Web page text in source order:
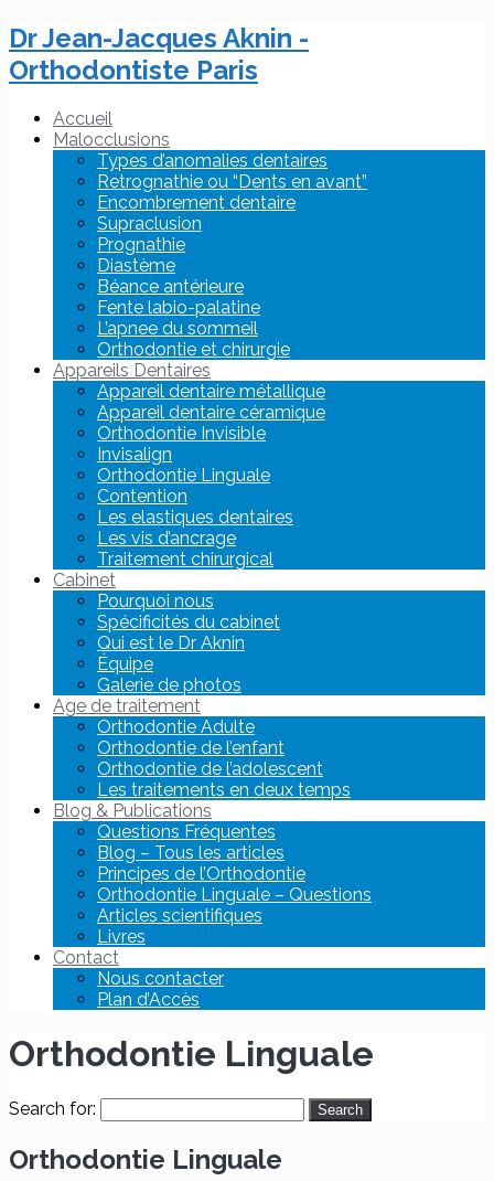
Dr Jean-Jacques Aknin -
Orthodontiste Paris
Accueil
Malocclusions
Types d’anomalies dentaires
Retrognathie ou “Dents en avant”
Encombrement dentaire
Supraclusion
Prognathie
Diastème
Béance antérieure
Fente labio-palatine
L’apnee du sommeil
Orthodontie et chirurgie
Appareils Dentaires
Appareil dentaire métallique
Appareil dentaire céramique
Orthodontie Invisible
Invisalign
Orthodontie Linguale
Contention
Les elastiques dentaires
Les vis d’ancrage
Traitement chirurgical
Cabinet
Pourquoi nous
Spécificités du cabinet
Qui est le Dr Aknin
Équipe
Galerie de photos
Age de traitement
Orthodontie Adulte
Orthodontie de l’enfant
Orthodontie de l’adolescent
Les traitements en deux temps
Blog & Publications
Questions Fréquentes
Blog – Tous les articles
Principes de l’Orthodontie
Orthodontie Linguale – Questions
Articles scientifiques
Livres
Contact
Nous contacter
Plan d’Accès
Orthodontie Linguale
Search for:
Orthodontie Linguale